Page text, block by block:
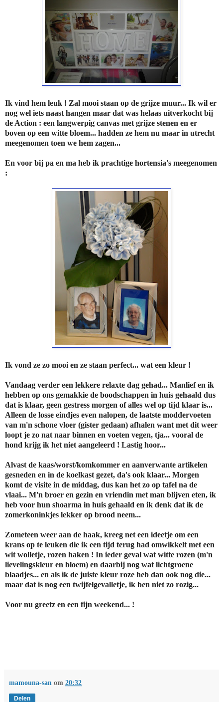
Ik vind hem leuk ! Zal mooi staan op de grijze muur... Ik wil er
nog wel iets naast hangen maar dat was helaas uitverkocht bij
de Action : een langwerpig canvas met grijze stenen en er
boven op een witte bloem... hadden ze hem nu maar in utrecht
meegenomen toen we hem zagen...
En voor bij pa en ma heb ik prachtige hortensia's meegenomen
:
Ik vond ze zo mooi en ze staan perfect... wat een kleur !
Vandaag verder een lekkere relaxte dag gehad... Manlief en ik
hebben op ons gemakkie de boodschappen in huis gehaald dus
dat is klaar, geen gestress morgen of alles wel op tijd klaar is...
Alleen de losse eindjes even nalopen, de laatste moddervoeten
van m'n schone vloer (gister gedaan) afhalen want met dit weer
loopt je zo nat naar binnen en voeten vegen, tja... vooral de
hond krijg ik het niet aangeleerd ! Lastig hoor...
Alvast de kaas/worst/komkommer en aanverwante artikelen
gesneden en in de koelkast gezet, da's ook klaar... Morgen
komt de visite in de middag, dus kan het zo op tafel na de
vlaai... M'n broer en gezin en vriendin met man blijven eten, ik
heb voor hun shoarma in huis gehaald en ik denk dat ik de
zomerkoninkjes lekker op brood neem...
Zometeen weer aan de haak, kreeg net een ideetje om een
krans op te leuken die ik een tijd terug had omwikkelt met een
wit wolletje, rozen haken ! In ieder geval wat witte rozen (m'n
lievelingskleur en bloem) en daarbij nog wat lichtgroene
blaadjes... en als ik de juiste kleur roze heb dan ook nog die...
maar dat is nog een twijfelgevalletje, ik ben niet zo rozig...
Voor nu greetz en een fijn weekend... !
mamouna-san om 20:32
Delen